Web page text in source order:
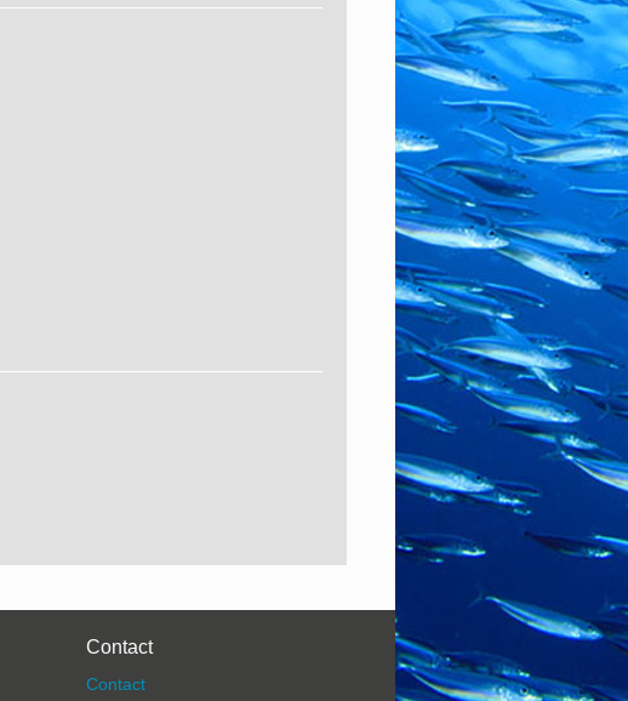
Contact
Contact